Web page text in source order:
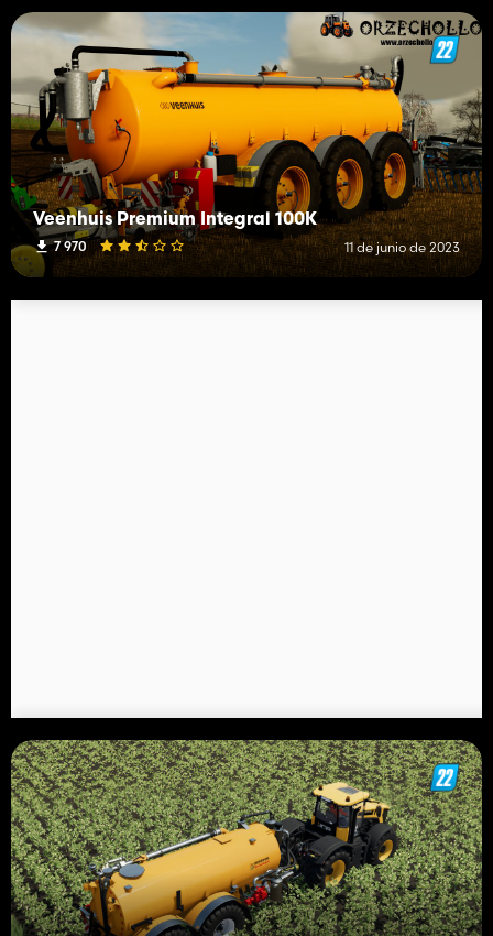
Veenhuis Premium Integral 100K
7 970 11 de junio de 2023